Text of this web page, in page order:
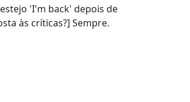
'I'm back' depois de
às críticas?] Sempre.